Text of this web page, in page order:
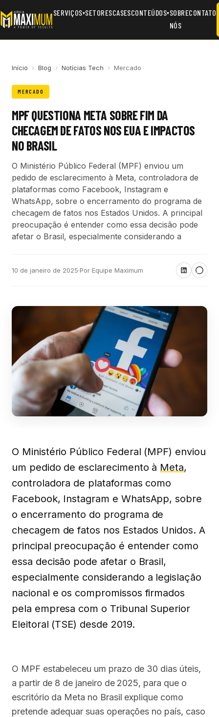
SERVIÇOS▾SETORESCASESCONTEÚDOS▾SOBRE
NÓS
CONTATO
Início › Blog › Notícias Tech › Mercado
MERCADO
MPF QUESTIONA META SOBRE FIM DA
CHECAGEM DE FATOS NOS EUA E IMPACTOS
NO BRASIL
O Ministério Público Federal (MPF) enviou um
pedido de esclarecimento à Meta, controladora de
plataformas como Facebook, Instagram e
WhatsApp, sobre o encerramento do programa de
checagem de fatos nos Estados Unidos. A principal
preocupação é entender como essa decisão pode
afetar o Brasil, especialmente considerando a
10 de janeiro de 2025·Por Equipe Maximum
O Ministério Público Federal (MPF) enviou
um pedido de esclarecimento à Meta,
controladora de plataformas como
Facebook, Instagram e WhatsApp, sobre
o encerramento do programa de
checagem de fatos nos Estados Unidos. A
principal preocupação é entender como
essa decisão pode afetar o Brasil,
especialmente considerando a legislação
nacional e os compromissos firmados
pela empresa com o Tribunal Superior
Eleitoral (TSE) desde 2019.
O MPF estabeleceu um prazo de 30 dias úteis,
a partir de 8 de janeiro de 2025, para que o
escritório da Meta no Brasil explique como
pretende adequar suas operações no país, caso